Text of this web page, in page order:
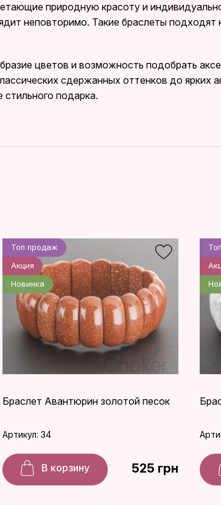
природную красоту и
неповторимо. Такие браслеты
цветов и возможность подобрать
сдержанных оттенков до ярких
стильного подарка.
Топ продаж
Акция
Новинка
Браслет Авантюрин золотой песок
Артикул: 34
В корзину 525 грн